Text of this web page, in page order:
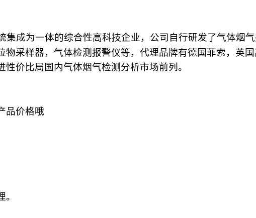
集成为一体的综合性高科技企业，公司自行研发了气体烟
采样器，气体检测报警仪等，代理品牌有德国菲索，英
价比局国内气体烟气检测分析市场前列。
品价格哦